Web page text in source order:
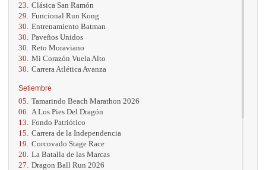
23. Clásica San Ramón
29. Funcional Run Kong
30. Entrenamiento Batman
30. Paveños Unidos
30. Reto Moraviano
30. Mi Corazón Vuela Alto
30. Carrera Atlética Avanza
Setiembre
05. Tamarindo Beach Marathon 2026
06.
A Los Pies Del Dragón
13. Fondo Patriótico
15. Carrera de la Independencia
19. Corcovado Stage Race
20. La Batalla de las Marcas
27. Dragon Ball Run 2026